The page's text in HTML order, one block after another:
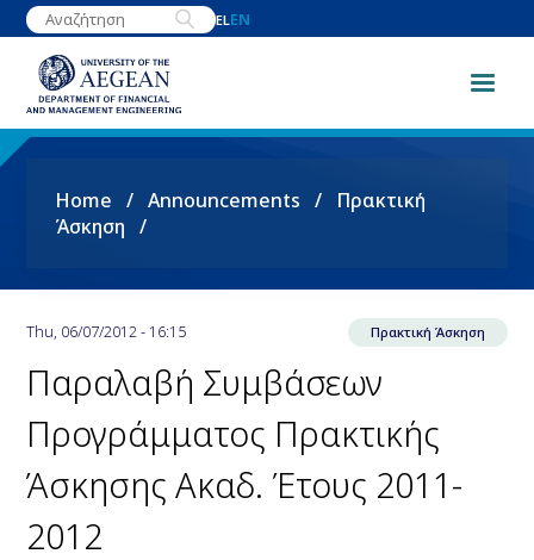
Skip
to
content
ELEN
Breadcrumb
Home Announcements
Πρακτική
Άσκηση
Thu, 06/07/2012 - 16:15 Πρακτική Άσκηση
Παραλαβή Συμβάσεων
Προγράμματος Πρακτικής
Άσκησης Ακαδ. Έτους 2011-
2012